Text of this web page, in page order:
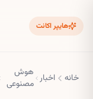
هایپر اکانت
خانه اخبار هوش
مصنوعی